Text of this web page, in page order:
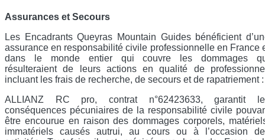
Assurances et Secours
Les Encadrants Queyras Mountain Guides bénéficient
assurance en responsabilité civile professionnelle en France
dans le monde entier qui couvre les dommages
résulteraient de leurs actions en qualité de
incluant les frais de recherche, de secours et de rapatriement
ALLIANZ RC pro, contrat n°62423633, garantit
conséquences pécuniaires de la responsabilité civile
être encourue en raison des dommages corporels,
immatériels causés autrui, au cours ou à l’occasion